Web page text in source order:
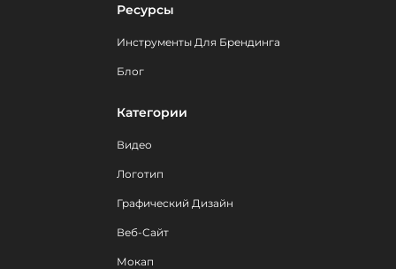
Ресурсы
Инструменты Для Брендинга
Блог
Категории
Видео
Логотип
Графический Дизайн
Веб-Сайт
Мокап